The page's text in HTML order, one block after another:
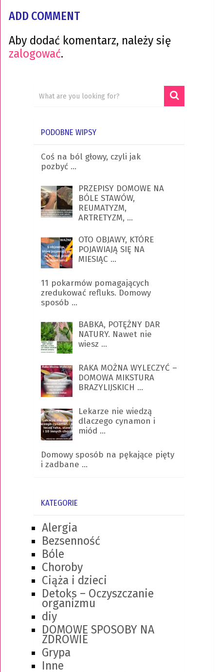
ADD COMMENT
Aby dodać komentarz, należy się
zalogować.
PODOBNE WIPSY
Coś na ból głowy, czyli jak
pozbyć …
PRZEPISY DOMOWE NA
BÓLE STAWÓW,
REUMATYZM,
ARTRETYZM, …
OTO OBJAWY, KTÓRE
POJAWIAJĄ SIĘ NA
MIESIĄC …
11 pokarmów pomagających
zredukować refluks. Domowy
sposób …
BABKA, POTĘŻNY DAR
NATURY. Nawet nie
wiesz …
RAKA MOŻNA WYLECZYĆ –
DOMOWA MIKSTURA
BRAZYLIJSKICH …
Lekarze nie wiedzą
dlaczego cynamon i
miód …
Domowy sposób na pękające pięty
i zadbane …
KATEGORIE
Alergia
Bezsenność
Bóle
Choroby
Ciąża i dzieci
Detoks – Oczyszczanie
organizmu
diy
DOMOWE SPOSOBY NA
ZDROWIE
Grypa
Inne